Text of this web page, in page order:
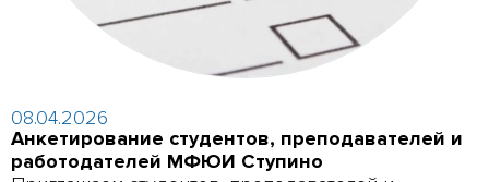
08.04.2026
Анкетирование студентов, преподавателей и
работодателей МФЮИ Ступино